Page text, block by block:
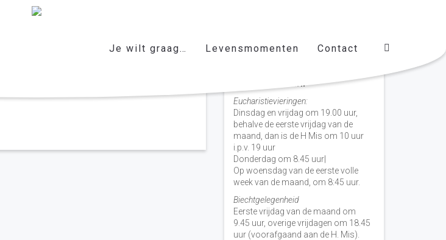
Je wilt graag… Levensmomenten Contact
Vieringen door de week
H. Nicolaas Baarn
Eucharistievieringen:
Dinsdag en vrijdag om 19.00 uur,
behalve de eerste vrijdag van de
maand, dan is de H Mis om 10 uur
i.p.v. 19 uur
Donderdag om 8.45 uur|
Op woensdag van de eerste volle
week van de maand, om 8:45 uur.
Biechtgelegenheid
Eerste vrijdag van de maand om
9.45 uur, overige vrijdagen om 18.45
uur (voorafgaand aan de H. Mis).